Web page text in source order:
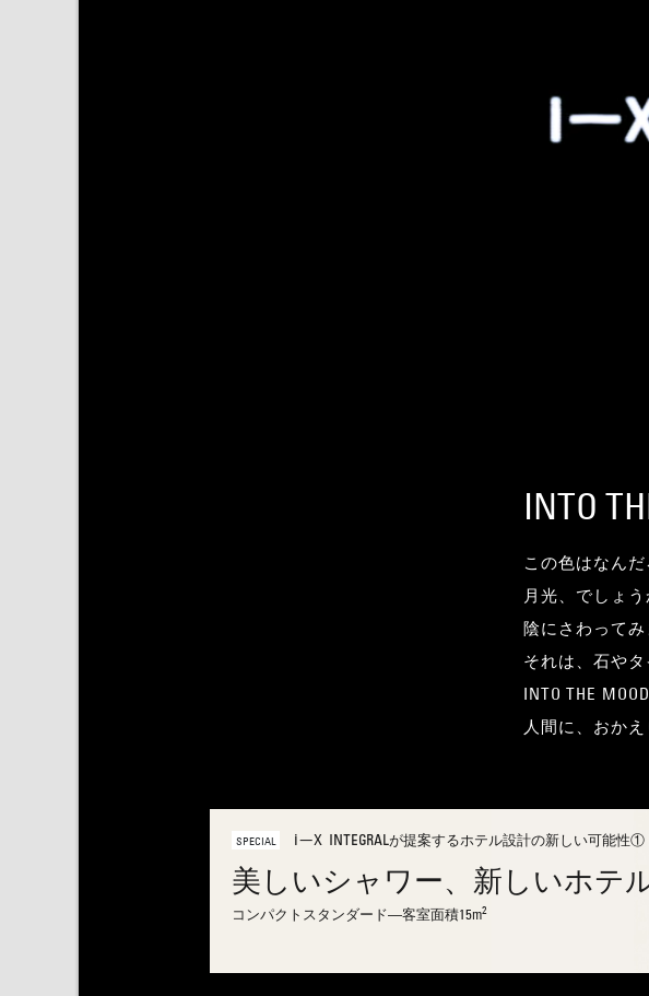
INTO
この色はなん
月光、でしょ
陰にさわって
それは、石や
INTO THE
人間に、おかえ
SPECIAL i-X INTEGRALが提案するホテル設計の新しい可能性①
美しいシャワー、新しいホテル
コンパクトスタンダード―客室面積15m2